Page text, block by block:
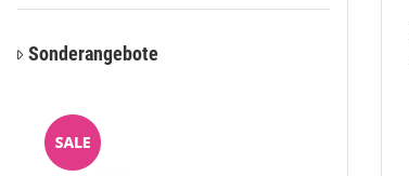
Sonderangebote